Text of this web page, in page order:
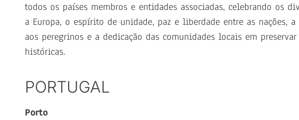
todos os países membros e entidades associadas, celebrando os
a Europa, o espírito de unidade, paz e liberdade entre as nações,
aos peregrinos e a dedicação das comunidades locais em
históricas.
PORTUGAL
Porto